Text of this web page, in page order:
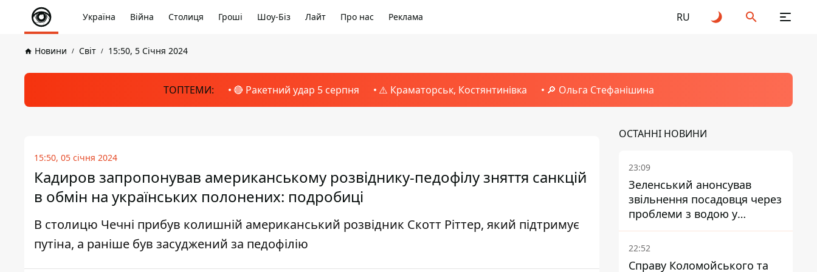
Україна Війна Столиця Гроші Шоу-Біз Лайт Про нас Реклама RU
Новини Світ 15:50, 5 Січня 2024
ТОПТЕМИ: 🔴 Ракетний удар 5 серпня ⚠️ Краматорськ, Костянтинівка 🔎 Ольга Стефанішина
15:50, 05 січня 2024
Кадиров запропонував американському розвіднику-педофілу зняття санкцій
в обмін на українських полонених: подробиці
В столицю Чечні прибув колишній американський розвідник Скотт Ріттер, який підтримує
путіна, а раніше був засуджений за педофілію
ОСТАННІ НОВИНИ
23:09
Зеленський анонсував
звільнення посадовця через
проблеми з водою у
Марганці
22:52
Справу Коломойського та